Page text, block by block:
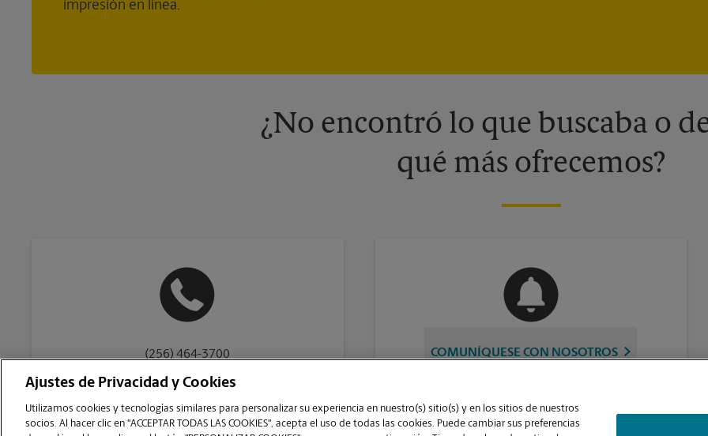
impresión en línea.
¿No encontró lo que buscaba o
qué más ofrecemos?
(256) 464-3700 COMUNÍQUESE CON NOSOTROS
Ajustes de Privacidad y Cookies
Utilizamos cookies y tecnologías similares para personalizar su experiencia en nuestro(s) sitio(s) y en los sitios de nuestros
socios. Al hacer clic en "ACCEPTAR TODAS LAS COOKIES", acepta el uso de todas las cookies. Puede cambiar sus preferencias